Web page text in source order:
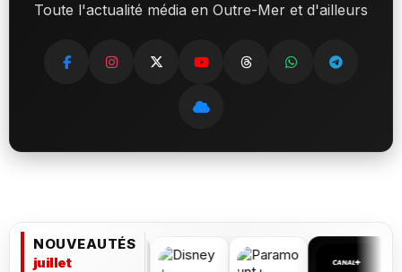
Toute l'actualité média en Outre-Mer et d'ailleurs
NOUVEAUTÉS
juillet